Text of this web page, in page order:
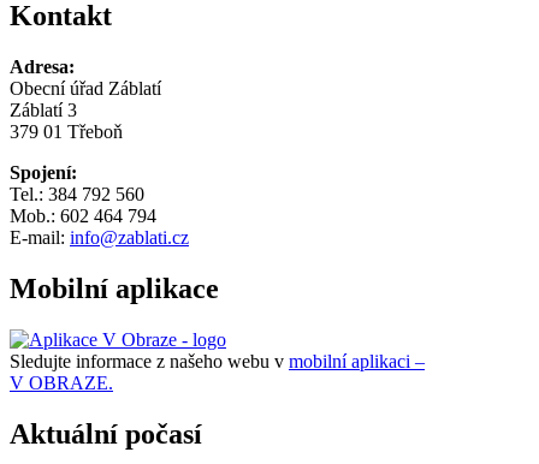
Kontakt
Adresa:
Obecní úřad Záblatí
Záblatí 3
379 01 Třeboň
Spojení:
Tel.: 384 792 560
Mob.: 602 464 794
E-mail: info@zablati.cz
Mobilní aplikace
Sledujte informace z našeho webu v mobilní aplikaci –
V OBRAZE.
Aktuální počasí